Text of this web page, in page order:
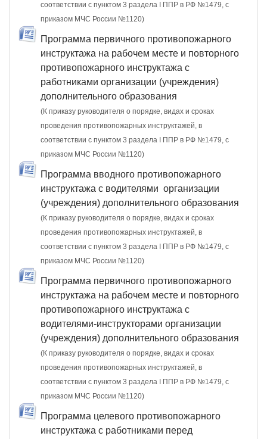
соответствии с пунктом 3 раздела I ППР в РФ №1479, с
приказом МЧС России №1120)
Программа первичного противопожарного
инструктажа на рабочем месте и повторного
противопожарного инструктажа с
работниками организации (учреждения)
дополнительного образования
(К приказу руководителя о порядке, видах и сроках
проведения противопожарных инструктажей, в
соответствии с пунктом 3 раздела I ППР в РФ №1479, с
приказом МЧС России №1120)
Программа вводного противопожарного
инструктажа с водителями организации
(учреждения) дополнительного образования
(К приказу руководителя о порядке, видах и сроках
проведения противопожарных инструктажей, в
соответствии с пунктом 3 раздела I ППР в РФ №1479, с
приказом МЧС России №1120)
Программа первичного противопожарного
инструктажа на рабочем месте и повторного
противопожарного инструктажа с
водителями-инструкторами организации
(учреждения) дополнительного образования
(К приказу руководителя о порядке, видах и сроках
проведения противопожарных инструктажей, в
соответствии с пунктом 3 раздела I ППР в РФ №1479, с
приказом МЧС России №1120)
Программа целевого противопожарного
инструктажа с работниками перед